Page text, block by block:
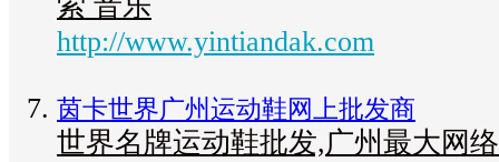
http://www.yintiandak.com
茵卡世界广州运动鞋网上批发商
世界名牌运动鞋批发,广州最大网